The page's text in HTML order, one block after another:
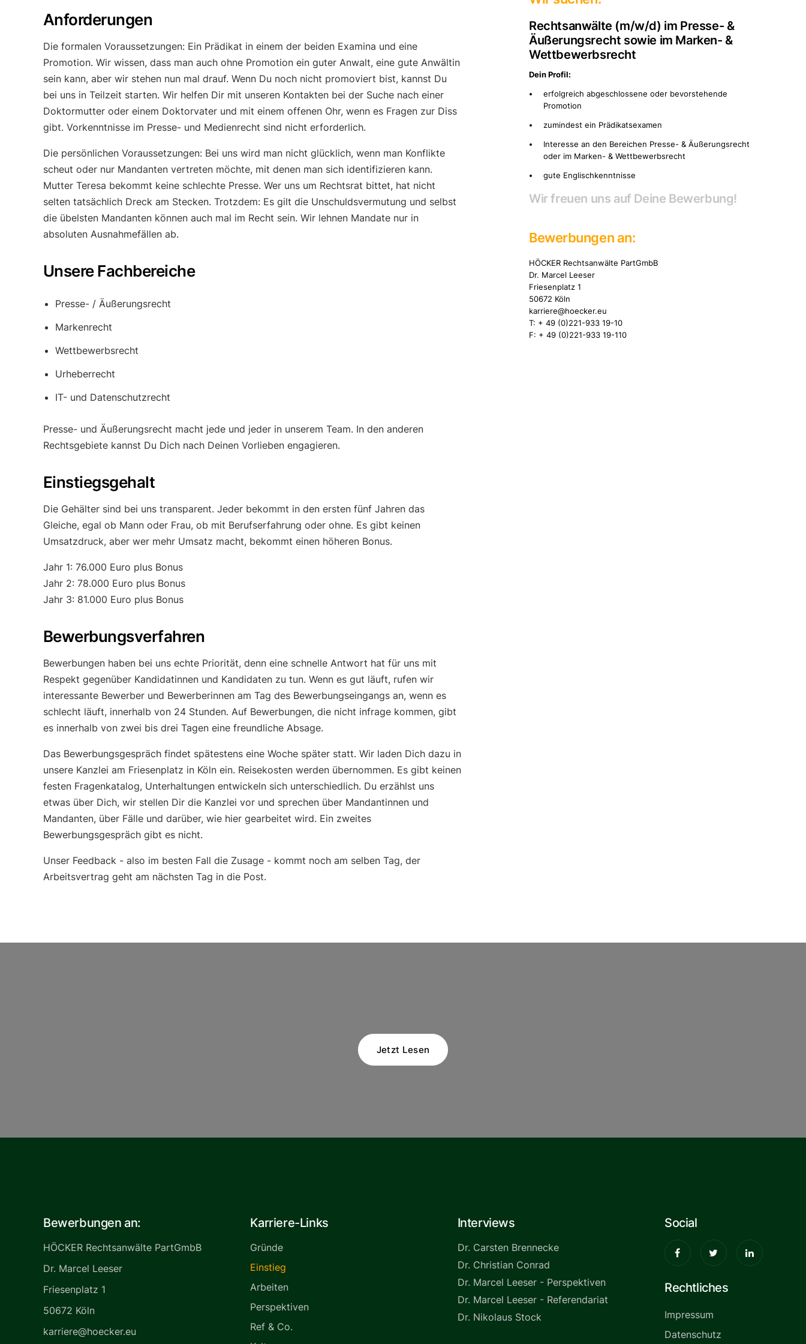
Ref & Co.
Interviews
Kultur
Facebook
Twitter
contact@hoecker.eu
T: + 49 (0)221-933 19-10
F: + 49 (0)221-933 19-110
Anforderungen
Die formalen Voraussetzungen: Ein Prädikat in einem der beiden Examina und eine
Promotion. Wir wissen, dass man auch ohne Promotion ein guter Anwalt, eine gute Anwältin
sein kann, aber wir stehen nun mal drauf. Wenn Du noch nicht promoviert bist, kannst Du
bei uns in Teilzeit starten. Wir helfen Dir mit unseren Kontakten bei der Suche nach einer
Doktormutter oder einem Doktorvater und mit einem offenen Ohr, wenn es Fragen zur Diss
gibt. Vorkenntnisse im Presse- und Medienrecht sind nicht erforderlich.
Die persönlichen Voraussetzungen: Bei uns wird man nicht glücklich, wenn man Konflikte
scheut oder nur Mandanten vertreten möchte, mit denen man sich identifizieren kann.
Mutter Teresa bekommt keine schlechte Presse. Wer uns um Rechtsrat bittet, hat nicht
selten tatsächlich Dreck am Stecken. Trotzdem: Es gilt die Unschuldsvermutung und selbst
die übelsten Mandanten können auch mal im Recht sein. Wir lehnen Mandate nur in
absoluten Ausnahmefällen ab.
Unsere Fachbereiche
Presse- / Äußerungsrecht
Markenrecht
Wettbewerbsrecht
Urheberrecht
IT- und Datenschutzrecht
Presse- und Äußerungsrecht macht jede und jeder in unserem Team. In den anderen
Rechtsgebiete kannst Du Dich nach Deinen Vorlieben engagieren.
Einstiegsgehalt
Die Gehälter sind bei uns transparent. Jeder bekommt in den ersten fünf Jahren das
Gleiche, egal ob Mann oder Frau, ob mit Berufserfahrung oder ohne. Es gibt keinen
Umsatzdruck, aber wer mehr Umsatz macht, bekommt einen höheren Bonus.
Jahr 1: 76.000 Euro plus Bonus
Jahr 2: 78.000 Euro plus Bonus
Jahr 3: 81.000 Euro plus Bonus
Bewerbungsverfahren
Bewerbungen haben bei uns echte Priorität, denn eine schnelle Antwort hat für uns mit
Respekt gegenüber Kandidatinnen und Kandidaten zu tun. Wenn es gut läuft, rufen wir
interessante Bewerber und Bewerberinnen am Tag des Bewerbungseingangs an, wenn es
schlecht läuft, innerhalb von 24 Stunden. Auf Bewerbungen, die nicht infrage kommen, gibt
es innerhalb von zwei bis drei Tagen eine freundliche Absage.
Das Bewerbungsgespräch findet spätestens eine Woche später statt. Wir laden Dich dazu in
unsere Kanzlei am Friesenplatz in Köln ein. Reisekosten werden übernommen. Es gibt keinen
festen Fragenkatalog, Unterhaltungen entwickeln sich unterschiedlich. Du erzählst uns
etwas über Dich, wir stellen Dir die Kanzlei vor und sprechen über Mandantinnen und
Mandanten, über Fälle und darüber, wie hier gearbeitet wird. Ein zweites
Bewerbungsgespräch gibt es nicht.
Unser Feedback - also im besten Fall die Zusage - kommt noch am selben Tag, der
Arbeitsvertrag geht am nächsten Tag in die Post.
Rechtsanwälte (m/w/d) im Presse- &
Äußerungsrecht sowie im Marken- &
Wettbewerbsrecht
Dein Profil:
erfolgreich abgeschlossene oder bevorstehende
Promotion
zumindest ein Prädikatsexamen
Interesse an den Bereichen Presse- & Äußerungsrecht
oder im Marken- & Wettbewerbsrecht
gute Englischkenntnisse
Wir freuen uns auf Deine Bewerbung!
Bewerbungen an:
HÖCKER Rechtsanwälte PartGmbB
Dr. Marcel Leeser
Friesenplatz 1
50672 Köln
karriere@hoecker.eu
T: + 49 (0)221-933 19-10
F: + 49 (0)221-933 19-110
Jetzt Lesen
Bewerbungen an:
HÖCKER Rechtsanwälte PartGmbB
Dr. Marcel Leeser
Friesenplatz 1
50672 Köln
karriere@hoecker.eu
Karriere-Links
Gründe
Einstieg
Arbeiten
Perspektiven
Ref & Co.
Interviews
Dr. Carsten Brennecke
Dr. Christian Conrad
Dr. Marcel Leeser - Perspektiven
Dr. Marcel Leeser - Referendariat
Dr. Nikolaus Stock
Social
Rechtliches
Impressum
Datenschutz